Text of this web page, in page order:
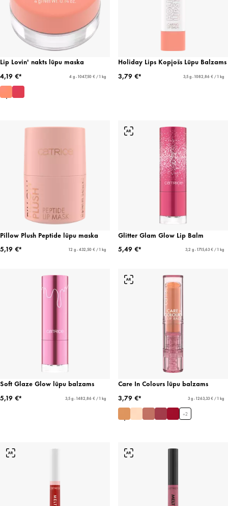
Lip Lovin' nakts lūpu maska
4,19 €*
4 g - 1047,50 € / 1 kg
Holiday Lips Kopjošs Lūpu Balzams
3,79 €*
3,5 g - 1082,86 € / 1 kg
Pillow Plush Peptide lūpu maska
5,19 €*
12 g - 432,50 € / 1 kg
Glitter Glam Glow Lip Balm
5,49 €*
3,2 g - 1715,63 € / 1 kg
Soft Glaze Glow lūpu balzams
5,19 €*
3,5 g - 1482,86 € / 1 kg
Care In Colours lūpu balzams
3,79 €*
3 g - 1263,33 € / 1 kg
+2